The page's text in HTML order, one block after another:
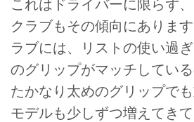
これはドライバーに限らず
クラブもその傾向にありま
ラブには、リストの使い過
のグリップがマッチしてい
たかなり太めのグリップで
モデルも少しずつ増えてき